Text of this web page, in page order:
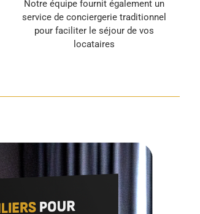
Notre équipe fournit également un
service de conciergerie traditionnel
pour faciliter le séjour de vos
locataires